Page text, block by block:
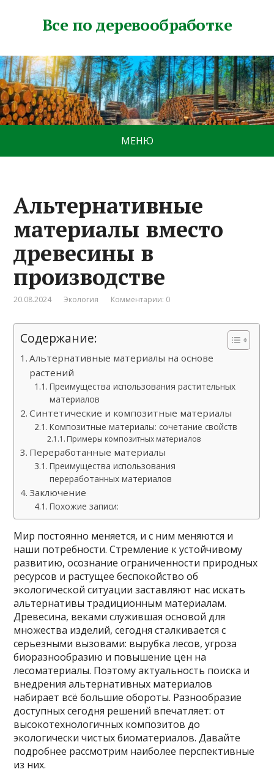
Все по деревообработке
МЕНЮ
Альтернативные
материалы вместо
древесины в
производстве
20.08.2024 Экология Комментарии: 0
Содержание:
Альтернативные материалы на основе
растений
Преимущества использования растительных
материалов
Синтетические и композитные материалы
Композитные материалы: сочетание свойств
Примеры композитных материалов
Переработанные материалы
Преимущества использования
переработанных материалов
Заключение
Похожие записи:
Мир постоянно меняется, и с ним меняются и
наши потребности. Стремление к устойчивому
развитию, осознание ограниченности природных
ресурсов и растущее беспокойство об
экологической ситуации заставляют нас искать
альтернативы традиционным материалам.
Древесина, веками служившая основой для
множества изделий, сегодня сталкивается с
серьезными вызовами: вырубка лесов, угроза
биоразнообразию и повышение цен на
лесоматериалы. Поэтому актуальность поиска и
внедрения альтернативных материалов
набирает всё большие обороты. Разнообразие
доступных сегодня решений впечатляет: от
высокотехнологичных композитов до
экологически чистых биоматериалов. Давайте
подробнее рассмотрим наиболее перспективные
из них.